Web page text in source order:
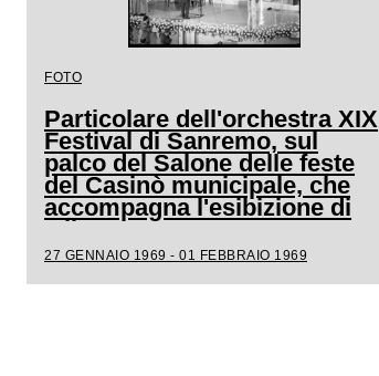
FOTO
Particolare dell'orchestra XIX
Festival di Sanremo, sul
palco del Salone delle feste
del Casinò municipale, che
accompagna l'esibizione di
Milva
27 GENNAIO 1969 - 01 FEBBRAIO 1969